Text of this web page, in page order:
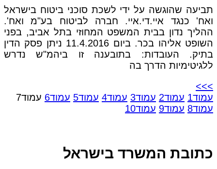
תביעה שהוגשה על ידי לשכת סוכני ביטוח בישראל
ואח' כנגד איי.די.איי. חברה לביטוח בע"מ ואח'.
ההליך נדון בבית המשפט המחוזי בתל אביב, בפני
השופט אליהו בכר. ביום 11.4.2016 ניתן פסק הדין
בתיק. העובדות: בתובענה זו ביהמ"ש נדרש
ללגיטימיות הדרך בה
>>>
עמוד1 עמוד2 עמוד3 עמוד4 עמוד5 עמוד6 עמוד7
עמוד8 עמוד9 עמוד10
כתובת המשרד בישראל